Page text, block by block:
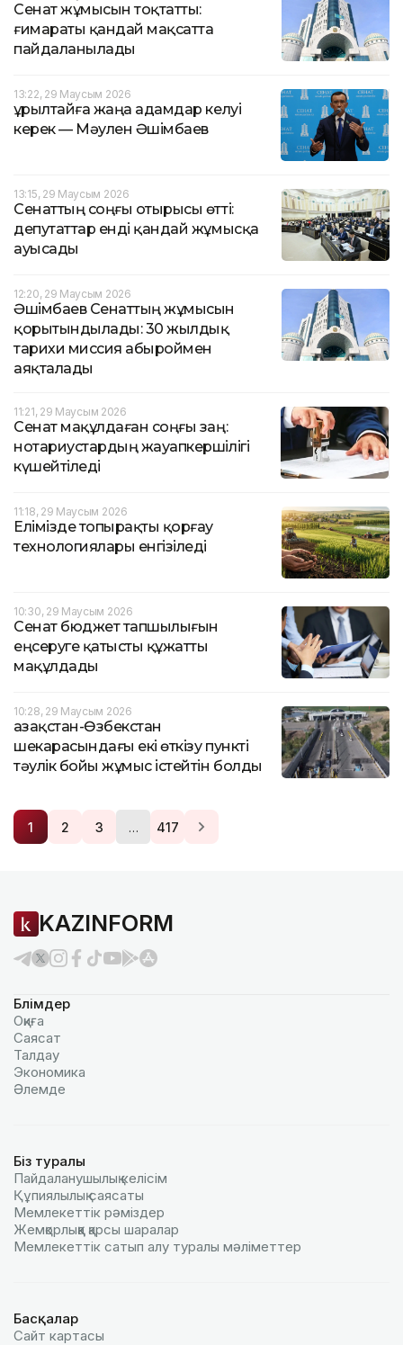
Сенат жұмысын тоқтатты:
ғимараты қандай мақсатта
пайдаланылады
13:22, 29 Маусым 2026
Құрылтайға жаңа адамдар келуі
керек — Мәулен Әшімбаев
13:15, 29 Маусым 2026
Сенаттың соңғы отырысы өтті:
депутаттар енді қандай жұмысқа
ауысады
12:20, 29 Маусым 2026
Әшімбаев Сенаттың жұмысын
қорытындылады: 30 жылдық
тарихи миссия абыроймен
аяқталады
11:21, 29 Маусым 2026
Сенат мақұлдаған соңғы заң:
нотариустардың жауапкершілігі
күшейтіледі
11:18, 29 Маусым 2026
Елімізде топырақты қорғау
технологиялары енгізіледі
10:30, 29 Маусым 2026
Сенат бюджет тапшылығын
еңсеруге қатысты құжатты
мақұлдады
10:28, 29 Маусым 2026
Қазақстан-Өзбекстан
шекарасындағы екі өткізу пункті
тәулік бойы жұмыс істейтін болды
1 2 3 … 417
KAZINFORM
Бөлімдер
Оқиға
Саясат
Талдау
Экономика
Әлемде
Біз туралы
Пайдаланушылық келiciм
Құпиялылық саясаты
Мемлекеттік рәміздер
Жемқорлыққа қарсы шаралар
Мемлекеттік сатып алу туралы мәлiметтер
Басқалар
Сайт картасы